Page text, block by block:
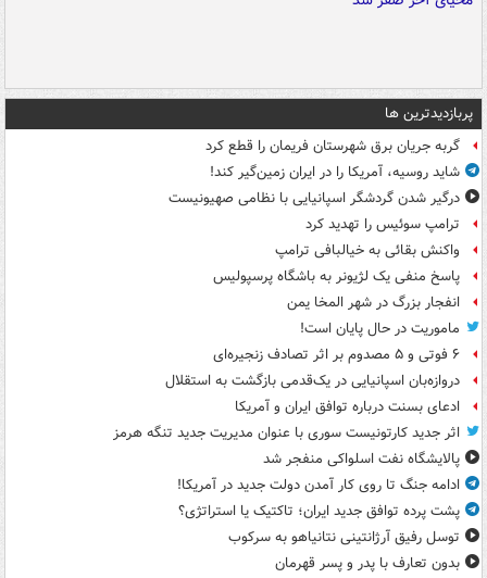
پربازدیدترین ها
گربه جریان برق شهرستان فریمان را قطع کرد
شاید روسیه، آمریکا را در ایران زمین‌گیر کند!
درگیر شدن گردشگر اسپانیایی با نظامی صهیونیست
ترامپ سوئیس را تهدید کرد
واکنش بقائی به خیالبافی ترامپ
پاسخ منفی یک لژیونر به باشگاه پرسپولیس
انفجار بزرگ در شهر المخا یمن
ماموریت در حال پایان است!
۶ فوتی و ۵ مصدوم بر اثر تصادف زنجیره‌ای
دروازه‌بان اسپانیایی در یک‌قدمی بازگشت به استقلال
ادعای بسنت درباره توافق ایران و آمریکا
اثر جدید کارتونیست سوری با عنوان مدیریت جدید تنگه هرمز
پالایشگاه نفت اسلواکی منفجر شد
ادامه جنگ تا روی کار آمدن دولت جدید در آمریکا!
پشت پرده توافق جدید ایران؛ تاکتیک یا استراتژی؟
توسل رفیق آرژانتینی نتانیاهو به سرکوب
بدون تعارف با پدر و پسر قهرمان